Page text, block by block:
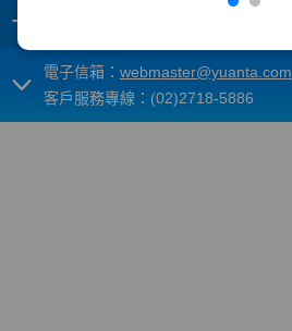
+
電子信箱： webmaster@yuanta.com
客戶服務專線：(02)2718-5886